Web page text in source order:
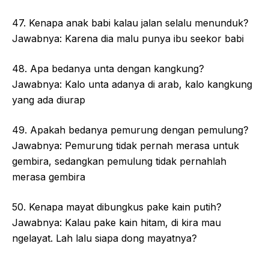
47. Kenapa anak babi kalau jalan selalu menunduk?
Jawabnya: Karena dia malu punya ibu seekor babi
48. Apa bedanya unta dengan kangkung?
Jawabnya: Kalo unta adanya di arab, kalo kangkung
yang ada diurap
49. Apakah bedanya pemurung dengan pemulung?
Jawabnya: Pemurung tidak pernah merasa untuk
gembira, sedangkan pemulung tidak pernahlah
merasa gembira
50. Kenapa mayat dibungkus pake kain putih?
Jawabnya: Kalau pake kain hitam, di kira mau
ngelayat. Lah lalu siapa dong mayatnya?